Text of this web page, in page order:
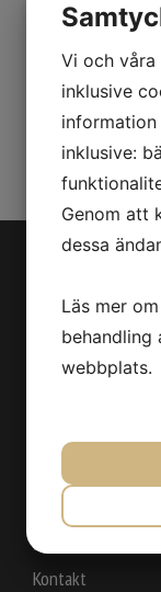
Meny
Start
Kunder
Projekt
Bilder
Kontakt
Vi och våra
inklusive
inklusive:
Genom att
dessa
Läs mer
behandling
webbplats.